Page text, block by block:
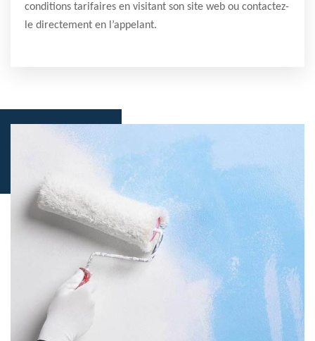
conditions tarifaires en visitant son site web ou contactez-
le directement en l’appelant.